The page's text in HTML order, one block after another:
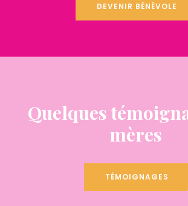
DEVENIR BÉNÉVOLE
Quelques
mères
TÉMOIGNAGES